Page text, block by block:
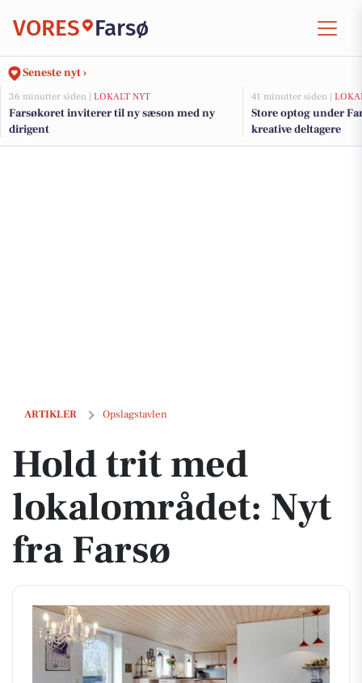
VORES Farsø
Seneste nyt ›
36 minutter siden | LOKALT NYT
Farsøkoret inviterer til ny sæson med ny
dirigent
41 minutter siden |
Store optog under
kreative deltagere
ARTIKLER Opslagstavlen
Hold trit med lokalområdet: Nyt fra Farsø
Hold trit med
lokalområdet: Nyt
fra Farsø